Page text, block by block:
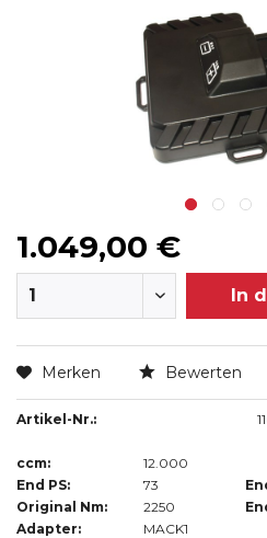
1.049,00 €
In
Merken Bewerten
Artikel-Nr.:
ccm:
12.000
End PS:
73
Original Nm:
2250
Adapter:
MACK1